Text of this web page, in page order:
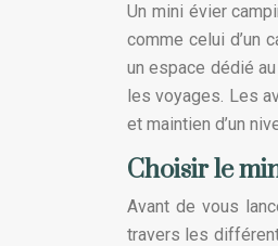
Un mini évier
comme celui d’un
un espace dédié
les voyages. Les
et maintien d’un
Choisir le
Avant de vous
travers les